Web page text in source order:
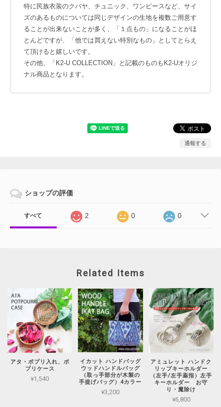
特に民族衣装のクバヤ、チュニック、ワンピースなど、サイ
ズのあるものについては同じデザインの生地を複数ご用意す
ることが出来ないことが多く、「１点もの」になることがほ
とんどですが、「他では買えない特別なもの」としてとらえ
て頂けると嬉しいです。
その他、「K2-U COLLECTION」と記載のものもK2-Uオリジ
ナル商品となります。
通報する
ショップの評価
すべて 2 0 0
Related Items
アタ・ポプリ入れ、ポ
プリケース
¥1,540
イカット ハンドバッグ
ウッドハンドルバッグ
（取っ手部分が木製の
手提げバッグ）4カラー
¥3,200
アミュレット ハンドク
リップキーホルダー
（左手/左手薬指）左手
キーホルダー お守
り・魔除け
¥6,800